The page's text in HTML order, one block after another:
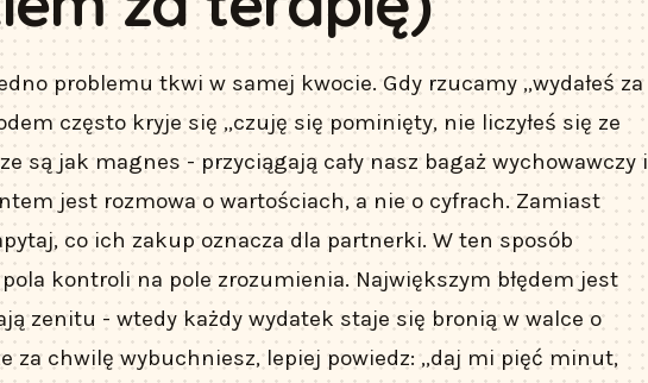
problemu tkwi w samej kwocie. Gdy rzucamy „wydałeś za
często kryje się „czuję się pominięty, nie liczyłeś się ze
są jak magnes - przyciągają cały nasz bagaż wychowawczy i
jest rozmowa o wartościach, a nie o cyfrach. Zamiast
co ich zakup oznacza dla partnerki. W ten sposób
kontroli na pole zrozumienia. Największym błędem jest
zenitu - wtedy każdy wydatek staje się bronią w walce o
za chwilę wybuchniesz, lepiej powiedz: „daj mi pięć minut,